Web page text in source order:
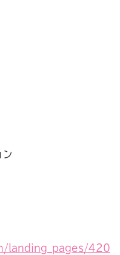
ン
landing_pages/420